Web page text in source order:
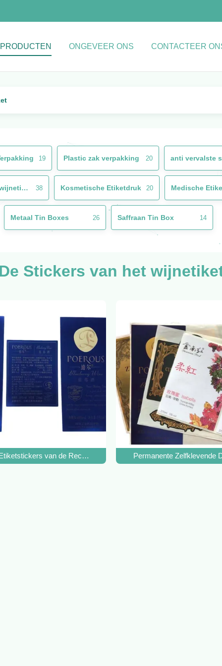
PRODUCTEN ONGEVEER ONS CONTACTEER
19 Plastic zak verpakking 20 anti vervalste
De Stickers van het wijnetiket 38 Kosmetische Etiketdruk 20 Medische
Metaal Tin Boxes 26 Saffraan Tin Box 14
Stickers van het
van de Rechthoekwijn met Temperatuurweerstand
Permanente Zelfklevende